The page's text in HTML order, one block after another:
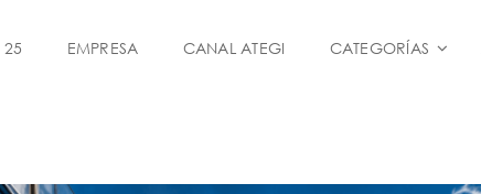
25 EMPRESA CANAL ATEGI CATEGORÍAS